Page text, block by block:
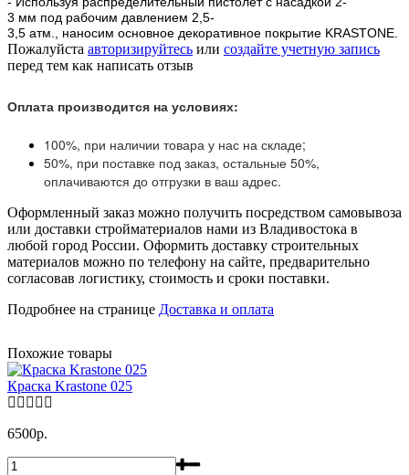
3 мм под рабочим давлением 2,5-
3,5 атм., наносим основное декоративное покрытие KRASTONE.
Пожалуйста авторизируйтесь или создайте учетную запись
перед тем как написать отзыв
Оплата производится на условиях:
100%, при наличии товара у нас на складе;
50%, при поставке под заказ, остальные 50%,
оплачиваются до отгрузки в ваш адрес.
Оформленный заказ можно получить посредством самовывоза
или доставки стройматериалов нами из Владивостока в
любой город России. Оформить доставку строительных
материалов можно по телефону на сайте, предварительно
согласовав логистику, стоимость и сроки поставки.
Подробнее на странице Доставка и оплата
Похожие товары
Краска Krastone 025
6500р.